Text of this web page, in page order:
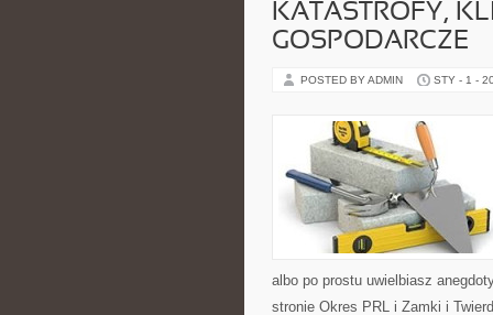
KATASTROFY,
GOSPODARCZE
POSTED BY ADMIN STY - 1 -
albo po prostu uwielbiasz
stronie Okres PRL i Zamki i